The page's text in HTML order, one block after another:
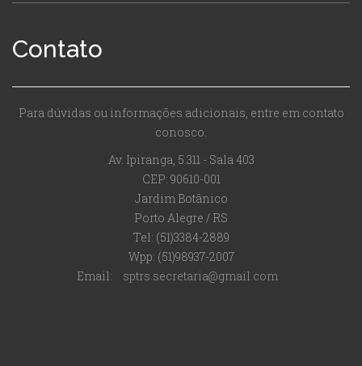
Contato
Para dúvidas ou informações adicionais, entre em contato
conosco.
Av. Ipiranga, 5.311 - Sala 403
CEP: 90610-001
Jardim Botânico
Porto Alegre / RS
Tel: (51)3384-2889
Wpp: (51)98937-2007
Email:
sptrs.secretaria@gmail.com